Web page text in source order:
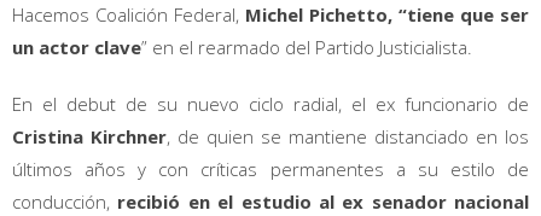
Hacemos Coalición Federal, Michel Pichetto, “tiene que ser
un actor clave” en el rearmado del Partido Justicialista.
En el debut de su nuevo ciclo radial, el ex funcionario de
Cristina Kirchner, de quien se mantiene distanciado en los
últimos años y con críticas permanentes a su estilo de
conducción, recibió en el estudio al ex senador nacional